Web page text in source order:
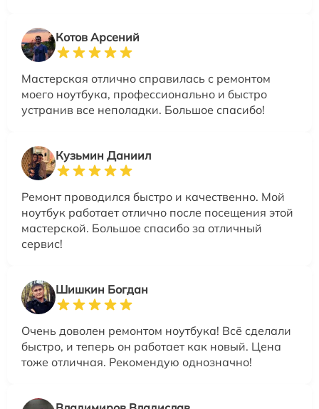
Котов Арсений
Мастерская отлично справилась с ремонтом
моего ноутбука, профессионально и быстро
устранив все неполадки. Большое спасибо!
Кузьмин Даниил
Ремонт проводился быстро и качественно. Мой
ноутбук работает отлично после посещения этой
мастерской. Большое спасибо за отличный
сервис!
Шишкин Богдан
Очень доволен ремонтом ноутбука! Всё сделали
быстро, и теперь он работает как новый. Цена
тоже отличная. Рекомендую однозначно!